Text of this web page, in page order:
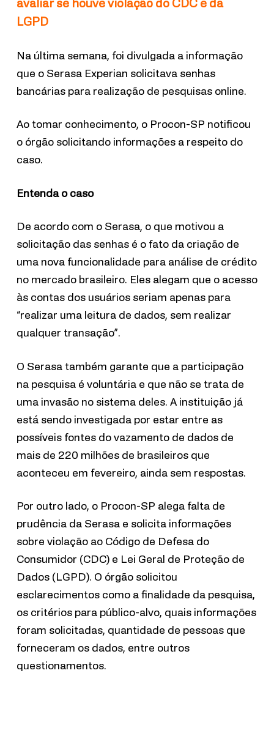
avaliar se houve violação do CDC e da
LGPD
Na última semana, foi divulgada a informação
que o Serasa Experian solicitava senhas
bancárias para realização de pesquisas online.
Ao tomar conhecimento, o Procon-SP notificou
o órgão solicitando informações a respeito do
caso.
Entenda o caso
De acordo com o Serasa, o que motivou a
solicitação das senhas é o fato da criação de
uma nova funcionalidade para análise de crédito
no mercado brasileiro. Eles alegam que o acesso
às contas dos usuários seriam apenas para
“realizar uma leitura de dados, sem realizar
qualquer transação”.
O Serasa também garante que a participação
na pesquisa é voluntária e que não se trata de
uma invasão no sistema deles. A instituição já
está sendo investigada por estar entre as
possíveis fontes dovazamento de dados de
mais de 220 milhões de brasileiros que
aconteceu em fevereiro, ainda sem respostas.
Por outro lado, o Procon-SP alega falta de
prudência da Serasa e solicita informações
sobre violação ao Código de Defesa do
Consumidor (CDC) e Lei Geral de Proteção de
Dados (LGPD). O órgão solicitou
esclarecimentos como a finalidade da pesquisa,
os critérios para público-alvo, quais informações
foram solicitadas, quantidade de pessoas que
forneceram os dados, entre outros
questionamentos.